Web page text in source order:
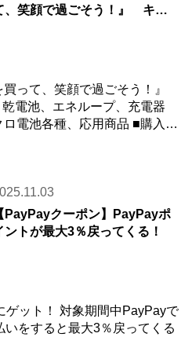
、笑顔で過ごそう！』 キャ
買って、笑顔で過ごそう！』
ロ電池各種、応用商品 ■購入金
PayPayクーポン】PayPayポ
ントが最大3％戻ってくる！
間中PayPayで
をすると最大3％戻ってくる